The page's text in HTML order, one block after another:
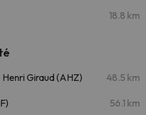
18.8 km
Giraud (AHZ) 48.5 km
56.1 km